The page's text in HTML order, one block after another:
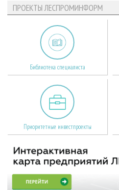
ПРОЕКТЫ ЛЕСПРОМИНФОРМ
Библиотека специалиста
Приоритетные инвестпроекты